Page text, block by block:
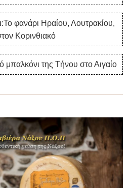
φανάρι Ηραίου, Λουτρακίου,
Κορινθιακό
μπαλκόνι της Τήνου στο Αιγαίο